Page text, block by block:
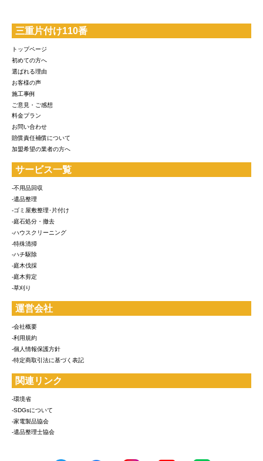
三重片付け110番
トップページ
初めての方へ
選ばれる理由
お客様の声
施工事例
ご意見・ご感想
料金プラン
お問い合わせ
賠償責任補償について
加盟希望の業者の方へ
サービス一覧
-不用品回収
-遺品整理
-ゴミ屋敷整理･片付け
-庭石処分・撤去
-ハウスクリーニング
-特殊清掃
-ハチ駆除
-庭木伐採
-庭木剪定
-草刈り
運営会社
-会社概要
-利用規約
-個人情報保護方針
-特定商取引法に基づく表記
関連リンク
-環境省
-SDGsについて
-家電製品協会
-遺品整理士協会